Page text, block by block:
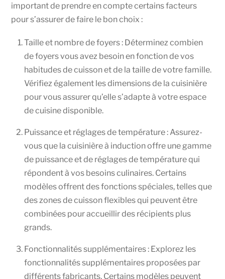
important de prendre en compte certains facteurs
pour s’assurer de faire le bon choix :
Taille et nombre de foyers : Déterminez combien
de foyers vous avez besoin en fonction de vos
habitudes de cuisson et de la taille de votre famille.
Vérifiez également les dimensions de la cuisinière
pour vous assurer qu’elle s’adapte à votre espace
de cuisine disponible.
Puissance et réglages de température : Assurez-
vous que la cuisinière à induction offre une gamme
de puissance et de réglages de température qui
répondent à vos besoins culinaires. Certains
modèles offrent des fonctions spéciales, telles que
des zones de cuisson flexibles qui peuvent être
combinées pour accueillir des récipients plus
grands.
Fonctionnalités supplémentaires : Explorez les
fonctionnalités supplémentaires proposées par
différents fabricants. Certains modèles peuvent